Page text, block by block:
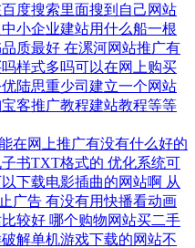
度搜索里面搜到自己网站
小企业建站用什么船一根
质最好 在漯河网站推广有
样式多吗可以在网上购买
陆思重少司建立一个网站
客推广教程建站教程等等
在网上推广有没有什么好的
书TXT格式的 优化系统可
下载电影插曲的网站啊 从
广告 有没有用快播看动画
较好 哪个购物网站买二手
解单机游戏下载的网站不